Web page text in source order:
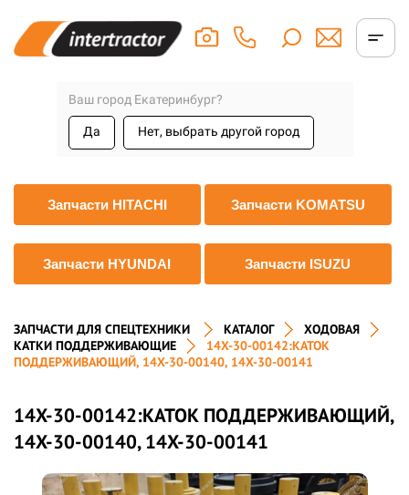
Ваш город Екатеринбург?
Да Нет, выбрать другой город
Запчасти HITACHI Запчасти KOMATSU
Запчасти HYUNDAI Запчасти ISUZU
ЗАПЧАСТИ ДЛЯ СПЕЦТЕХНИКИ КАТАЛОГ
ХОДОВАЯ
КАТКИ ПОДДЕРЖИВАЮЩИЕ
14X-30-00142:КАТОК
ПОДДЕРЖИВАЮЩИЙ, 14X-30-00140, 14X-30-00141
14X-30-00142:КАТОК ПОДДЕРЖИВАЮЩИЙ,
14X-30-00140, 14X-30-00141